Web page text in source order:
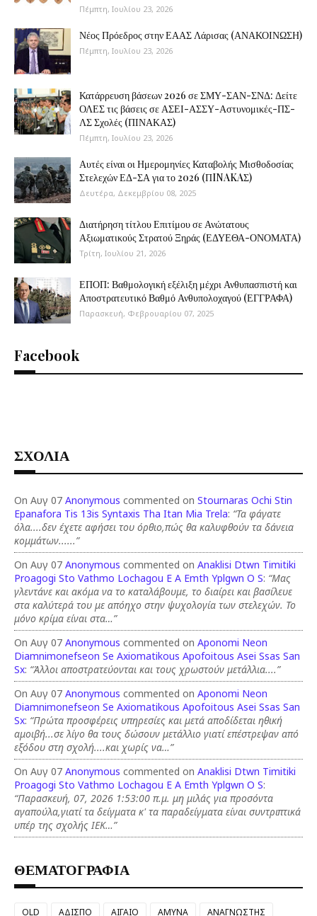
Πέμπτη, Ιουλίου 23, 2026
Νέος Πρόεδρος στην ΕΑΑΣ Λάρισας (ΑΝΑΚΟΙΝΩΣΗ)
Πέμπτη, Ιουλίου 23, 2026
Κατάρρευση βάσεων 2026 σε ΣΜΥ-ΣΑΝ-ΣΝΔ: Δείτε
ΟΛΕΣ τις βάσεις σε ΑΣΕΙ-ΑΣΣΥ-Αστυνομικές-ΠΣ-
ΛΣ Σχολές (ΠΙΝΑΚΑΣ)
Πέμπτη, Ιουλίου 23, 2026
Αυτές είναι οι Ημερομηνίες Καταβολής Μισθοδοσίας
Στελεχών ΕΔ-ΣΑ για το 2026 (ΠINAKAΣ)
Δευτέρα, Δεκεμβρίου 08, 2025
Διατήρηση τίτλου Επιτίμου σε Ανώτατους
Αξιωματικούς Στρατού Ξηράς (ΕΔΥΕΘΑ-ΟΝΟΜΑΤΑ)
Τρίτη, Ιουλίου 21, 2026
ΕΠΟΠ: Βαθμολογική εξέλιξη μέχρι Ανθυπασπιστή και
Αποστρατευτικό Βαθμό Ανθυπολοχαγού (ΕΓΓΡΑΦΑ)
Παρασκευή, Φεβρουαρίου 07, 2025
Facebook
ΣΧΟΛΙΑ
On Αυγ 07 Anonymous commented on Stournaras Ochi Stin
Epanafora Tis 13is Syntaxis Tha Itan Mia Trela: “Τα φάγατε
όλα....δεν έχετε αφήσει του όρθιο,πώς θα καλυφθούν τα δάνεια
κομμάτων......”
On Αυγ 07 Anonymous commented on Anaklisi Dtwn Timitiki
Proagogi Sto Vathmo Lochagou E A Emth Yplgwn O S: “Μας
γλεντάνε και ακόμα να το καταλάβουμε, το διαίρει και βασίλευε
στα καλύτερά του με απόηχο στην ψυχολογία των στελεχών. Το
μόνο κρίμα είναι στα…”
On Αυγ 07 Anonymous commented on Aponomi Neon
Diamnimonefseon Se Axiomatikous Apofoitous Asei Ssas San
Sx: “Άλλοι αποστρατεύονται και τους χρωστούν μετάλλια....”
On Αυγ 07 Anonymous commented on Aponomi Neon
Diamnimonefseon Se Axiomatikous Apofoitous Asei Ssas San
Sx: “Πρώτα προσφέρεις υπηρεσίες και μετά αποδίδεται ηθική
αμοιβή...σε λίγο θα τους δώσουν μετάλλιο γιατί επέστρεψαν από
εξόδου στη σχολή....και χωρίς να…”
On Αυγ 07 Anonymous commented on Anaklisi Dtwn Timitiki
Proagogi Sto Vathmo Lochagou E A Emth Yplgwn O S:
“Παρασκευή, 07, 2026 1:53:00 π.μ. μη μιλάς για προσόντα
αγαπούλα,γιατί τα δείγματα κ' τα παραδείγματα είναι συντριπτικά
υπέρ της σχολής ΙΕΚ…”
ΘΕΜΑΤΟΓΡΑΦΙΑ
OLD ΑΔΙΣΠΟ ΑΙΓΑΙΟ ΑΜΥΝΑ ΑΝΑΓΝΩΣΤΗΣ